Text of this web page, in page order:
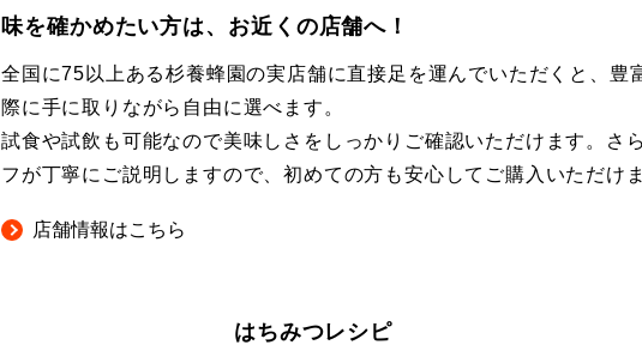
味を確かめたい方は、お近くの店舗へ！
全国に75以上ある杉養蜂園の実店舗に直接足を運んでいただくと、豊
際に手に取りながら自由に選べます。
試食や試飲も可能なので美味しさをしっかりご確認いただけます。さ
フが丁寧にご説明しますので、初めての方も安心してご購入いただけま
店舗情報はこちら
はちみつレシピ